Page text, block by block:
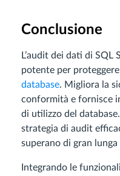
Conclusione
L’audit dei dati di
potente per
database. Migliora la
conformità e fornisce
di utilizzo del
strategia di audit
superano di gran lunga
Integrando le